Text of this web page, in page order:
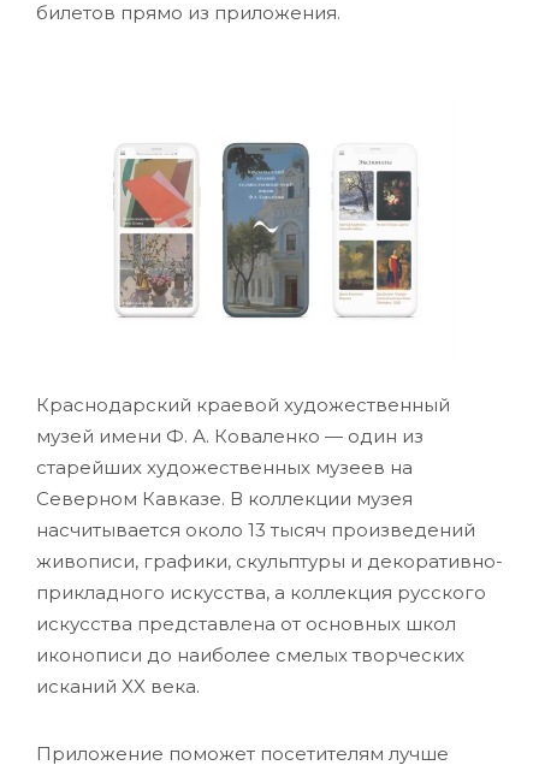
билетов прямо из приложения.
Краснодарский краевой художественный
музей имени Ф. А. Коваленко — один из
старейших художественных музеев на
Северном Кавказе. В коллекции музея
насчитывается около 13 тысяч произведений
живописи, графики, скульптуры и декоративно-
прикладного искусства, а коллекция русского
искусства представлена от основных школ
иконописи до наиболее смелых творческих
исканий XX века.
Приложение поможет посетителям лучше